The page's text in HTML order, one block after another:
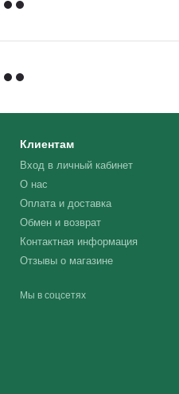
Клиентам
Вход в личный кабинет
О нас
Оплата и доставка
Обмен и возврат
Контактная информация
Отзывы о магазине
Мы в соцсетях